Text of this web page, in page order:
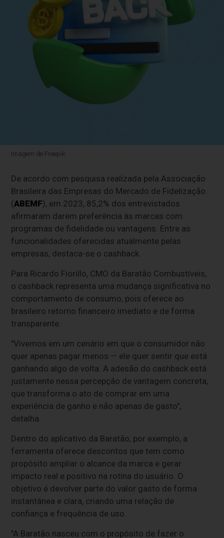
Imagem de Freepik
De acordo com pesquisa realizada pela Associação
Brasileira das Empresas do Mercado de Fidelização
(ABEMF), em 2023, 85,2% dos entrevistados
afirmaram darem preferência às marcas com
programas de fidelidade ou vantagens. Entre as
funcionalidades oferecidas atualmente pelas
empresas, destaca-se o cashback.
Para Ricardo Fiorillo, CMO da Baratão Combustíveis,
o cashback representa uma mudança significativa no
comportamento de consumo, pois oferece ao
brasileiro retorno financeiro imediato e de forma
transparente.
"Vivemos em um cenário em que o consumidor não
quer apenas pagar menos — ele quer sentir que está
ganhando algo de volta. A adesão do cashback está
justamente nessa percepção de vantagem concreta,
que transforma o ato de comprar em uma
experiência de ganho e não apenas de gasto",
detalha.
Dentro do aplicativo da Baratão, por exemplo, a
ferramenta oferece descontos que tem como
propósito ampliar o alcance da marca e gerar
impacto real e positivo na rotina do usuário. O
objetivo é devolver parte do valor gasto de forma
instantânea e clara, criando uma relação de
confiança e frequência de uso.
"A Baratão nasceu com o propósito de fazer o